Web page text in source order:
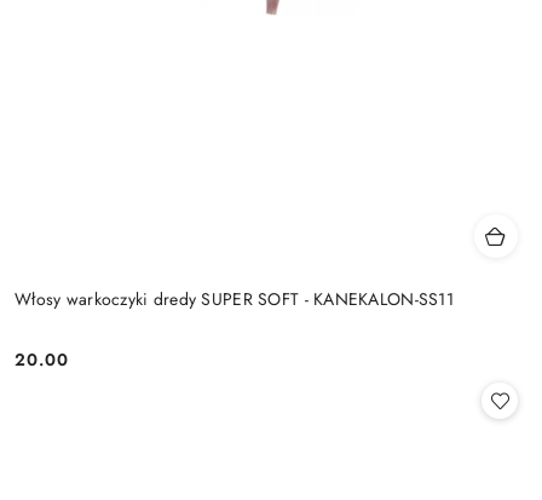
Włosy warkoczyki dredy SUPER SOFT - KANEKALON-SS11
Cena:
20.00